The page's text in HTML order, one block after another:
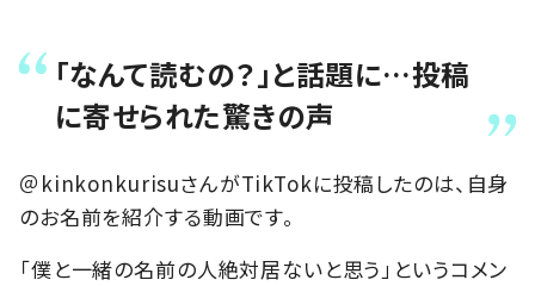
「なんて読むの？」と話題に…投稿
に寄せられた驚きの声
＠kinkonkurisuさんがTikTokに投稿したのは、自身
のお名前を紹介する動画です。
「僕と一緒の名前の人絶対居ないと思う」というコメン